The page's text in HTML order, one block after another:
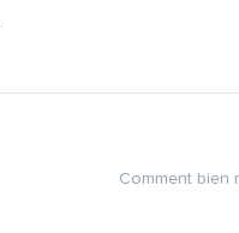
Comment bien